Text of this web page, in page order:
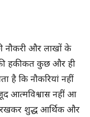
और लाखों के
हकीकत कुछ और ही
है कि नौकरियां नहीं
आत्मविश्वास नहीं आ
रखकर शुद्ध आर्थिक और